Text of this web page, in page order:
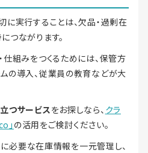
実行することは、欠品・過剰在
つながります。
組みをつくるためには、保管方
の導入、従業員の教育などが大
つサービスをお探しなら、 クラ
」 の活用をご検討ください。
必要な在庫情報を一元管理し、